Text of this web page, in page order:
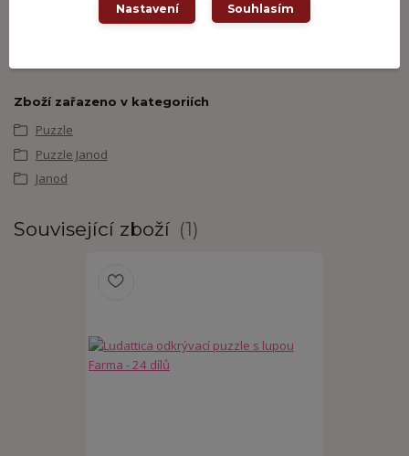
Zboží zařazeno v kategoriích
Puzzle
Puzzle Janod
Janod
Související zboží 1
Nastavení Souhlasím